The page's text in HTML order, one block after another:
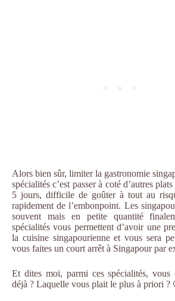
Alors bien sûr, limiter la gastronomie
spécialités c’est passer à coté d’autres
5 jours, difficile de goûter à tout au
rapidement de l’embonpoint. Les
souvent mais en petite quantité
spécialités vous permettent d’avoir une
la cuisine singapourienne et vous sera
vous faites un court arrêt à Singapour par
Et dites moi, parmi ces spécialités, vous
déjà ? Laquelle vous plait le plus à priori ?